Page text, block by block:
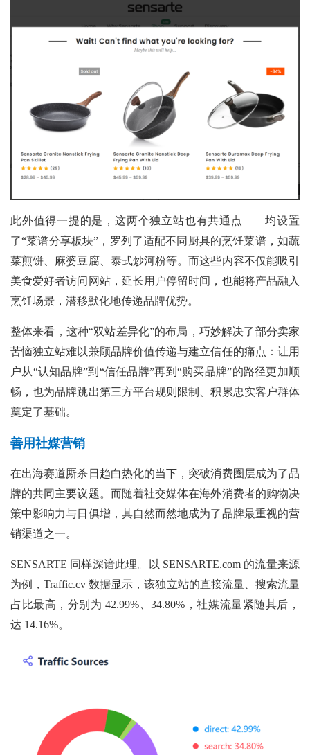
此外值得一提的是，这两个独立站也有共通点——均设置
了“菜谱分享板块”，罗列了适配不同厨具的烹饪菜谱，如蔬
菜煎饼、麻婆豆腐、泰式炒河粉等。而这些内容不仅能吸引
美食爱好者访问网站，延长用户停留时间，也能将产品融入
烹饪场景，潜移默化地传递品牌优势。
整体来看，这种“双站差异化”的布局，巧妙解决了部分卖家
苦恼独立站难以兼顾品牌价值传递与建立信任的痛点：让用
户从“认知品牌”到“信任品牌”再到“购买品牌”的路径更加顺
畅，也为品牌跳出第三方平台规则限制、积累忠实客户群体
奠定了基础。
善用社媒营销
在出海赛道厮杀日趋白热化的当下，突破消费圈层成为了品
牌的共同主要议题。而随着社交媒体在海外消费者的购物决
策中影响力与日俱增，其自然而然地成为了品牌最重视的营
销渠道之一。
SENSARTE 同样深谙此理。以 SENSARTE.com 的流量来源
为例，Traffic.cv 数据显示，该独立站的直接流量、搜索流量
占比最高，分别为 42.99%、34.80%，社媒流量紧随其后，
达 14.16%。